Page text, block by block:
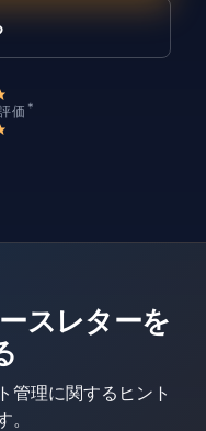
価 *
スレターを
管理に関するヒント
。